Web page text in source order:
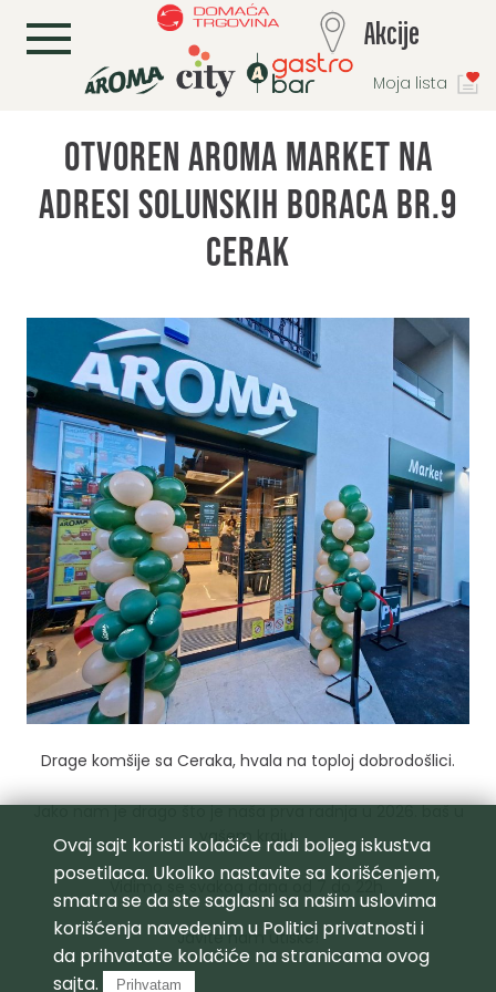
Moja lista
L Akcije
Otvoren Aroma market na
adresi Solunskih boraca br.9
Cerak
Drage komšije sa Ceraka, hvala na toploj dobrodošlici.
Jako nam je drago što je naša prva radnja u 2026. baš u
vašem kraju.
Vidimo se svakog dana od 7 do 22h.
Javite nam utiske!
Ovaj sajt koristi kolačiće radi boljeg iskustva
posetilaca. Ukoliko nastavite sa korišćenjem,
smatra se da ste saglasni sa našim uslovima
korišćenja navedenim u Politici privatnostii
da prihvatate kolačiće na stranicama ovog
sajta.
Prihvatam